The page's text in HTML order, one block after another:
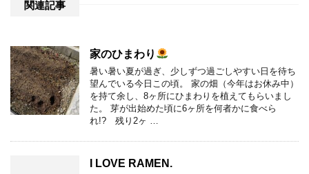
関連記事
家のひまわり
暑い暑い夏が過ぎ、少しずつ過ごしやすい日を待ち
望んでいる今日この頃。 家の畑（今年はお休み中）
を持て余し、8ヶ所にひまわりを植えてもらいまし
た。 芽が出始めた頃に6ヶ所を何者かに食べら
れ!? 残り2ヶ …
I LOVE RAMEN.